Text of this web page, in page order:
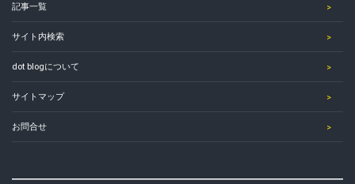
記事一覧
サイト内検索
dot blogについて
サイトマップ
お問合せ